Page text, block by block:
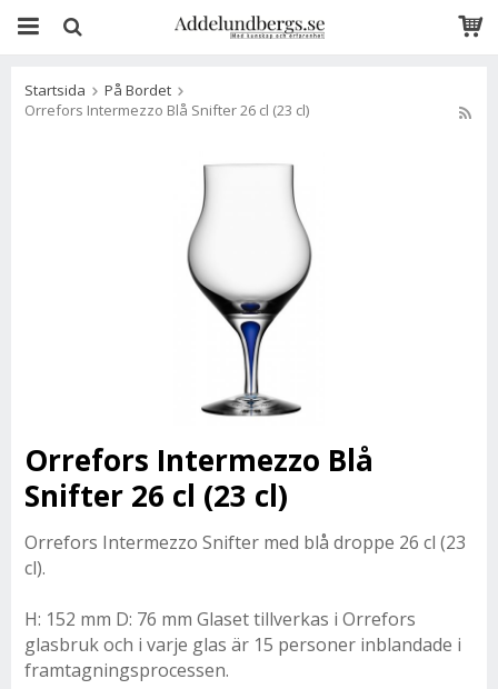
Startsida
På Bordet
Orrefors Intermezzo Blå Snifter 26 cl (23 cl)
Orrefors Intermezzo Blå
Snifter 26 cl (23 cl)
Orrefors Intermezzo Snifter med blå droppe 26 cl (23
cl).
H: 152 mm D: 76 mm Glaset tillverkas i Orrefors
glasbruk och i varje glas är 15 personer inblandade i
framtagningsprocessen.